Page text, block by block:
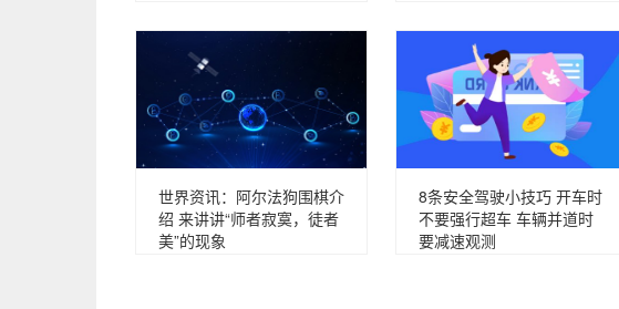
世界资讯：阿尔法狗围棋介
绍 来讲讲“师者寂寞，徒者
美”的现象
8条安全驾驶小技巧 开车时
不要强行超车 车辆并道时
要减速观测